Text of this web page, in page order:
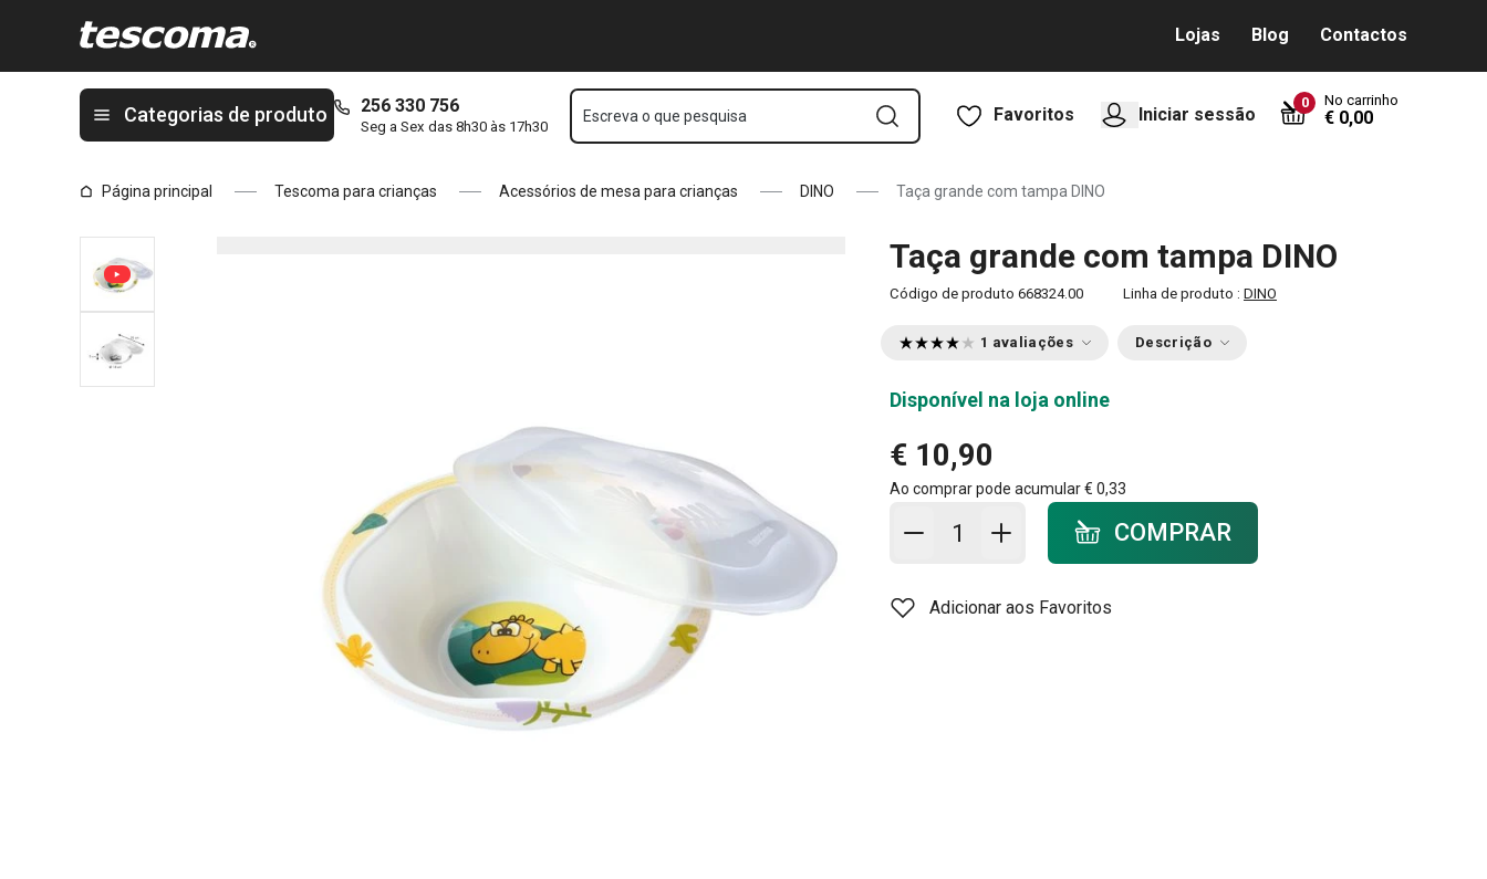
Lojas Blog Contactos
Categorias de produto 256 330 756
Seg a Sex das 8h30 às 17h30
Escreva o que pesquisa Favoritos Iniciar sessão
0 No carrinho
€ 0,00
Página principal Tescoma para crianças Acessórios de mesa para crianças DINO Taça grande com tampa DINO
Taça grande com tampa DINO
Código de produto 668324.00 Linha de produto : DINO
1 avaliações Descrição
Disponível na loja online
€ 10,90
Ao comprar pode acumular€ 0,33
Adicionar ao carrinho - quantidade
COMPRAR
Adicionar aos Favoritos